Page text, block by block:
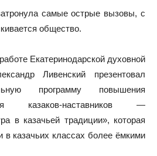
самые острые вызовы, с
общество.
Екатеринодарской духовной
Ливенский презентовал
программу повышения
казаков-наставников —
в казачьей традиции», которая
в казачьих классах более ёмкими